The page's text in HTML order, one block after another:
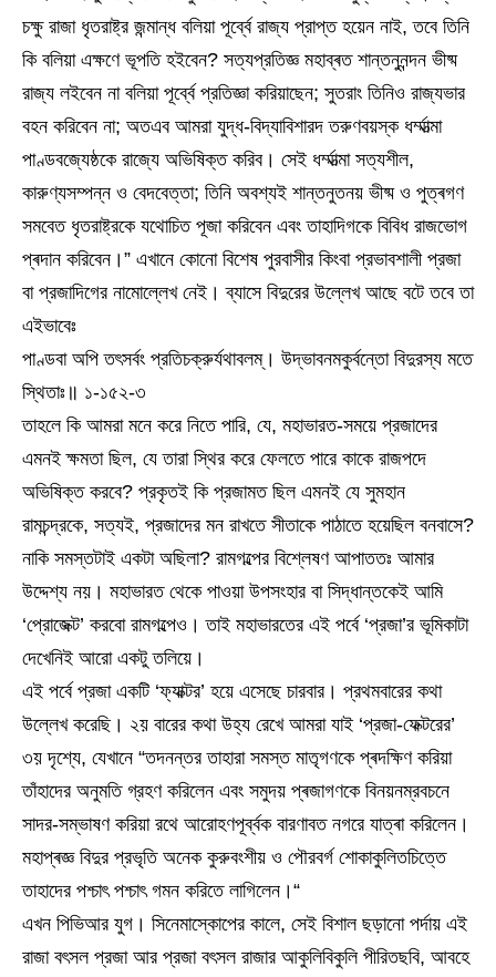
চক্ষু রাজা ধৃতরাষ্ট্র জন্মান্ধ বলিয়া পূর্ব্বে রাজ্য প্রাপ্ত হয়েন নাই, তবে তিনি
কি বলিয়া এক্ষণে ভূপতি হইবেন? সত্যপ্রতিজ্ঞ মহাব্ৰত শান্তনুনন্দন ভীষ্ম
রাজ্য লইবেন না বলিয়া পূর্ব্বে প্রতিজ্ঞা করিয়াছেন; সুতরাং তিনিও রাজ্যভার
বহন করিবেন না; অতএব আমরা যুদ্ধ-বিদ্যাবিশারদ তরুণবয়স্ক ধর্ম্মাত্মা
পাণ্ডবজ্যেষ্ঠকে রাজ্যে অভিষিক্ত করিব। সেই ধর্ম্মাত্মা সত্যশীল,
কারুণ্যসম্পন্ন ও বেদবেত্তা; তিনি অবশ্যই শান্তনুতনয় ভীষ্ম ও পুত্ৰগণ
সমবেত ধৃতরাষ্ট্রকে যথোচিত পূজা করিবেন এবং তাহাদিগকে বিবিধ রাজভোগ
প্ৰদান করিবেন।” এখানে কোনো বিশেষ পুরবাসীর কিংবা প্রভাবশালী প্রজা
বা প্রজাদিগের নামোল্লেখ নেই। ব্যাসে বিদুরের উল্লেখ আছে বটে তবে তা
এইভাবেঃ
পাণ্ডবা অপি তৎসর্বং প্রতিচক্রুর্যথাবলম্। উদ্ভাবনমকুর্বন্তো বিদুরস্য মতে
স্থিতাঃ॥ ১-১৫২-৩
তাহলে কি আমরা মনে করে নিতে পারি, যে, মহাভারত-সময়ে প্রজাদের
এমনই ক্ষমতা ছিল, যে তারা স্থির করে ফেলতে পারে কাকে রাজপদে
অভিষিক্ত করবে? প্রকৃতই কি প্রজামত ছিল এমনই যে সুমহান
রামচন্দ্রকে, সত্যই, প্রজাদের মন রাখতে সীতাকে পাঠাতে হয়েছিল বনবাসে?
নাকি সমস্তটাই একটা অছিলা? রামগল্পের বিশ্লেষণ আপাততঃ আমার
উদ্দেশ্য নয়। মহাভারত থেকে পাওয়া উপসংহার বা সিদ্ধান্তকেই আমি
‘প্রোজেক্ট’ করবো রামগল্পেও। তাই মহাভারতের এই পর্বে ‘প্রজা’র ভূমিকাটা
দেখেনিই আরো একটু তলিয়ে।
এই পর্বে প্রজা একটি ‘ফ্যাক্টর’ হয়ে এসেছে চারবার। প্রথমবারের কথা
উল্লেখ করেছি। ২য় বারের কথা উহ্য রেখে আমরা যাই ‘প্রজা-ফেক্টরের’
৩য় দৃশ্যে, যেখানে “তদনন্তর তাহারা সমস্ত মাতৃগণকে প্ৰদক্ষিণ করিয়া
তাঁহাদের অনুমতি গ্রহণ করিলেন এবং সমুদয় প্ৰজাগণকে বিনয়নম্রবচনে
সাদর-সম্ভাষণ করিয়া রথে আরোহণপূর্ব্বক বারণাবত নগরে যাত্ৰা করিলেন।
মহাপ্ৰজ্ঞ বিদুর প্রভৃতি অনেক কুরুবংশীয় ও পৌরবর্গ শোকাকুলিতচিত্তে
তাহাদের পশ্চাৎ পশ্চাৎ গমন করিতে লাগিলেন।“
এখন পিভিআর যুগ। সিনেমাস্কোপের কালে, সেই বিশাল ছড়ানো পর্দায় এই
রাজা বৎসল প্রজা আর প্রজা বৎসল রাজার আকুলিবিকুলি পীরিতছবি, আবহে